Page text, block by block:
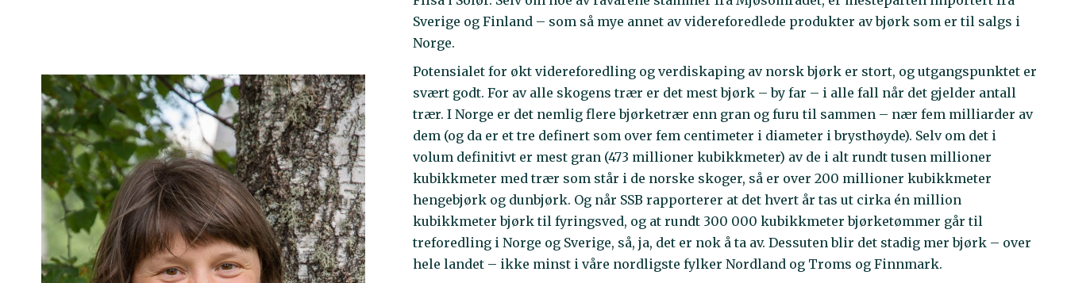
Sverige og Finland – som så mye annet av videreforedlede produkter av bjørk som er til salgs i
Norge.
Potensialet for økt videreforedling og verdiskaping av norsk bjørk er stort, og utgangspunktet er
svært godt. For av alle skogens trær er det mest bjørk – by far – i alle fall når det gjelder antall
trær. I Norge er det nemlig flere bjørketrær enn gran og furu til sammen – nær fem milliarder av
dem (og da er et tre definert som over fem centimeter i diameter i brysthøyde). Selv om det i
volum definitivt er mest gran (473 millioner kubikkmeter) av de i alt rundt tusen millioner
kubikkmeter med trær som står i de norske skoger, så er over 200 millioner kubikkmeter
hengebjørk og dunbjørk. Og når SSB rapporterer at det hvert år tas ut cirka én million
kubikkmeter bjørk til fyringsved, og at rundt 300 000 kubikkmeter bjørketømmer går til
treforedling i Norge og Sverige, så, ja, det er nok å ta av. Dessuten blir det stadig mer bjørk – over
hele landet – ikke minst i våre nordligste fylker Nordland og Troms og Finnmark.